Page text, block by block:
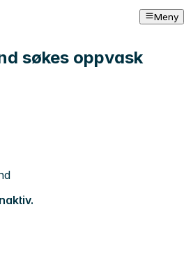
Meny
søkes oppvask